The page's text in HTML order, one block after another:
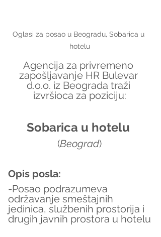
Oglasi za posao u Beogradu, Sobarica u
hotelu
Agencija za privremeno
zapošljavanje HR Bulevar
d.o.o. iz Beograda traži
izvršioca za poziciju:
Sobarica u hotelu
(Beograd)
Opis posla:
-Posao podrazumeva
održavanje smeštajnih
jedinica, službenih prostorija i
drugih javnih prostora u hotelu